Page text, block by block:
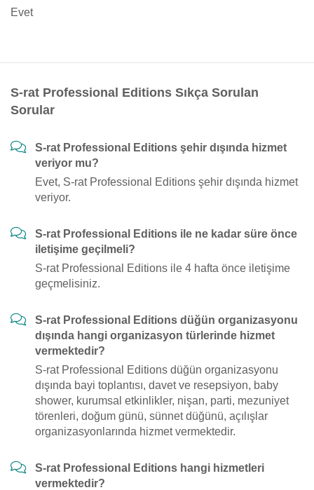
Evet
S-rat Professional Editions Sıkça Sorulan
Sorular
S-rat Professional Editions şehir dışında hizmet
veriyor mu?
Evet, S-rat Professional Editions şehir dışında hizmet
veriyor.
S-rat Professional Editions ile ne kadar süre önce
iletişime geçilmeli?
S-rat Professional Editions ile 4 hafta önce iletişime
geçmelisiniz.
S-rat Professional Editions düğün organizasyonu
dışında hangi organizasyon türlerinde hizmet
vermektedir?
S-rat Professional Editions düğün organizasyonu
dışında bayi toplantısı, davet ve resepsiyon, baby
shower, kurumsal etkinlikler, nişan, parti, mezuniyet
törenleri, doğum günü, sünnet düğünü, açılışlar
organizasyonlarında hizmet vermektedir.
S-rat Professional Editions hangi hizmetleri
vermektedir?